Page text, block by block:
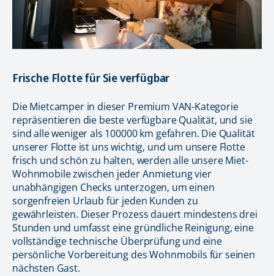
Frische Flotte für Sie verfügbar
Die Mietcamper in dieser Premium VAN-Kategorie
repräsentieren die beste verfügbare Qualität, und sie
sind alle weniger als 100000 km gefahren. Die Qualität
unserer Flotte ist uns wichtig, und um unsere Flotte
frisch und schön zu halten, werden alle unsere Miet-
Wohnmobile zwischen jeder Anmietung vier
unabhängigen Checks unterzogen, um einen
sorgenfreien Urlaub für jeden Kunden zu
gewährleisten. Dieser Prozess dauert mindestens drei
Stunden und umfasst eine gründliche Reinigung, eine
vollständige technische Überprüfung und eine
persönliche Vorbereitung des Wohnmobils für seinen
nächsten Gast.